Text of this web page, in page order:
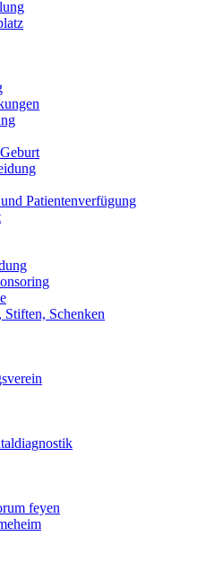
Patientenverfügung
Stiften, Schenken
feyen